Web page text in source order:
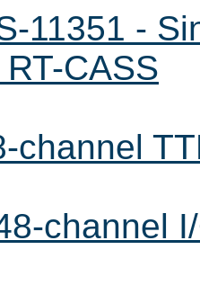
11351 -
CASS
channel
channel